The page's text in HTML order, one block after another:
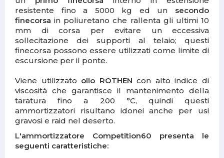
resistente fino a 5000 kg ed un secondo
finecorsa in poliuretano che rallenta gli ultimi 10
mm di corsa per evitare un eccessiva
sollecitazione dei supporti al telaio; questi
finecorsa possono essere utilizzati come limite di
escursione per il ponte.
Viene utilizzato olio ROTHEN con alto indice di
viscosità che garantisce il mantenimento della
taratura fino a 200 °C, quindi questi
ammortizzatori risultano idonei anche per usi
gravosi e raid nel deserto.
L'ammortizzatore Competition60 presenta le
seguenti caratteristiche: